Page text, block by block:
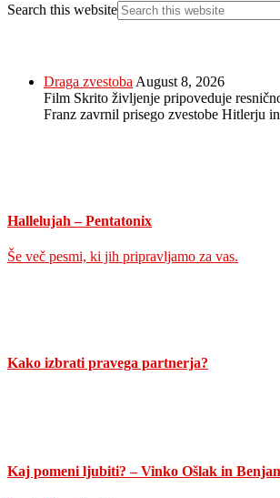
Search this website
Draga zvestoba August 8, 2026
Film Skrito življenje pripoveduje
Franz zavrnil prisego zvestobe Hitlerju
Hallelujah – Pentatonix
Še več pesmi, ki jih pripravljamo za vas.
Kako izbrati pravega partnerja?
Kaj pomeni ljubiti? – Vinko Ošlak in